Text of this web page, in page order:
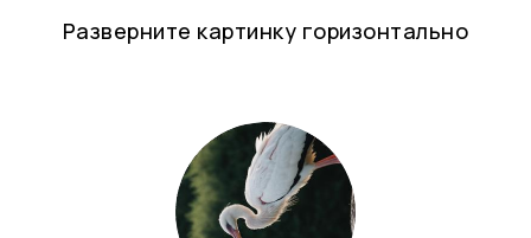
Разверните картинку горизонтально